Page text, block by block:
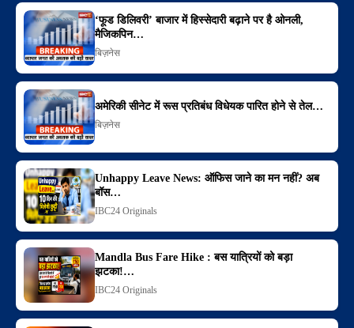
‘फूड डिलिवरी’ बाजार में हिस्सेदारी बढ़ाने पर है ओनली,
मैजिकपिन…
बिज़नेस
अमेरिकी सीनेट में रूस प्रतिबंध विधेयक पारित होने से तेल…
बिज़नेस
Unhappy Leave News: ऑफिस जाने का मन नहीं? अब
बॉस…
IBC24 Originals
Mandla Bus Fare Hike : बस यात्रियों को बड़ा
झटका!…
IBC24 Originals